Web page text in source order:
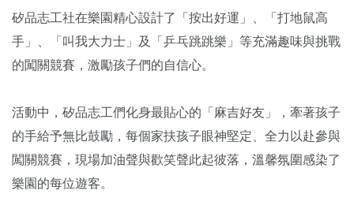
矽品志工社在樂園精心設計了「按出好運」、「打地鼠高
手」、「叫我大力士」及「乒乓跳跳樂」等充滿趣味與挑戰
的闖關競賽，激勵孩子們的自信心。
活動中，矽品志工們化身最貼心的「麻吉好友」，牽著孩子
的手給予無比鼓勵，每個家扶孩子眼神堅定、全力以赴參與
闖關競賽，現場加油聲與歡笑聲此起彼落，溫馨氛圍感染了
樂園的每位遊客。